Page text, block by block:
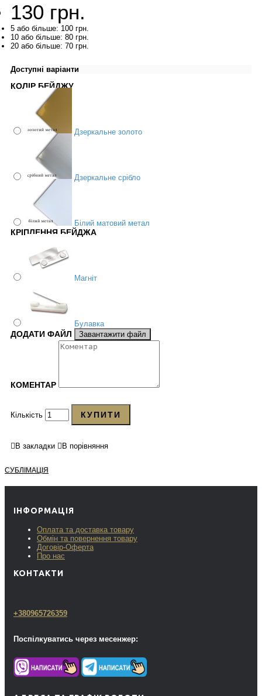
130 грн.
5 або більше: 100 грн.
10 або більше: 80 грн.
20 або більше: 70 грн.
Доступні варіанти
КОЛІР БЕЙДЖУ
Дзеркальне золото
Дзеркальне срібло
Білий матовий метал
КРІПЛЕННЯ БЕЙДЖА
Магніт
Булавка
ДОДАТИ ФАЙЛ Завантажити файл
КОМЕНТАР
Кількість КУПИТИ
В закладки В порівняння
СУБЛІМАЦІЯ
ІНФОРМАЦІЯ
Оплата та доставка товару
Обмін та повернення товару
Договір-Оферта
Про нас
КОНТАКТИ
+380965726359
Поспілкуватись через месенжер: